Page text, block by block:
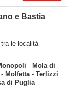
e Bastia
le località
- Mola di
- Molfetta- Terlizzi
di Puglia-